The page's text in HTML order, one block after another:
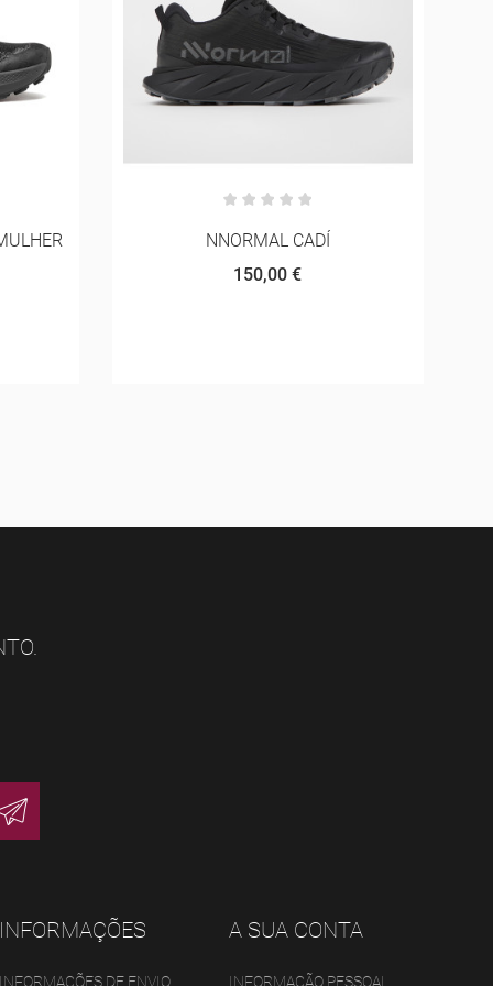
HOKA CHALLENGER 8 MULHER
150,00 € 105,00 €
INFORMAÇÕES
INFORMAÇÕES DE ENVIO
A SUA CONTA
INFORMAÇÃO PESSOAL